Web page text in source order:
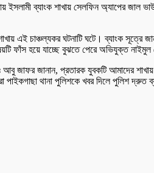
ইসলামী ব্যাংক শাখায় সেলফিন অ্যাপের জাল
এই চাঞ্চল্যকর ঘটনাটি ঘটে। ব্যাংক সূত্রে
ফাঁস হয়ে যাচ্ছে বুঝতে পেরে অভিযুক্ত
আবু জাফর জানান, প্রতারক যুবকটি আমাদের
থানা পুলিশকে খবর দিলে পুলিশ